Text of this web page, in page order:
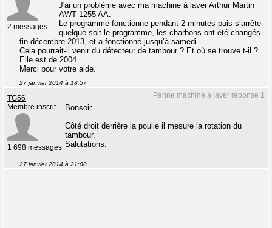
2 messages
J'ai un problème avec ma machine à laver Arthur Martin
AWT 1255 AA.
Le programme fonctionne pendant 2 minutes puis s’arrête
quelque soit le programme, les charbons ont été changés
fin décembre 2013, et a fonctionné jusqu’à samedi.
Cela pourrait-il venir du détecteur de tambour ? Et où se trouve t-il ?
Elle est de 2004.
Merci pour votre aide.
27 janvier 2014 à 18:57
Panne machine à laver réponse 1
TG56
Membre inscrit
1 698 messages
Bonsoir.
Côté droit derrière la poulie il mesure la rotation du
tambour.
Salutations.
27 janvier 2014 à 21:00